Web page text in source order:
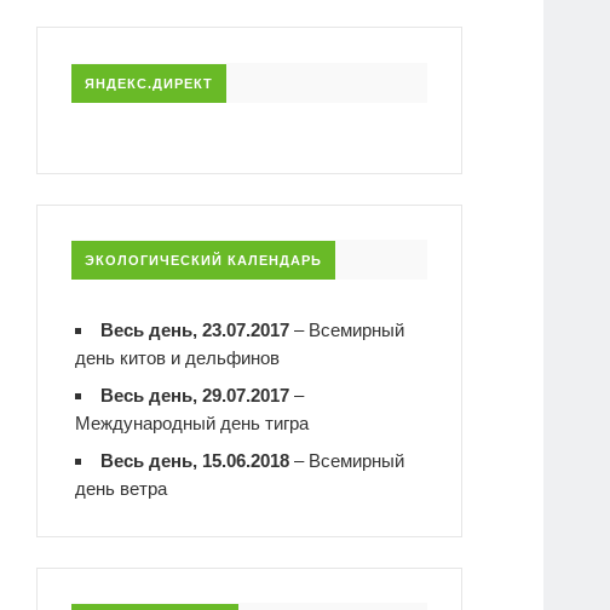
ЯНДЕКС.ДИРЕКТ
ЭКОЛОГИЧЕСКИЙ КАЛЕНДАРЬ
Весь день, 23.07.2017 – Всемирный
день китов и дельфинов
Весь день, 29.07.2017 –
Международный день тигра
Весь день, 15.06.2018 – Всемирный
день ветра